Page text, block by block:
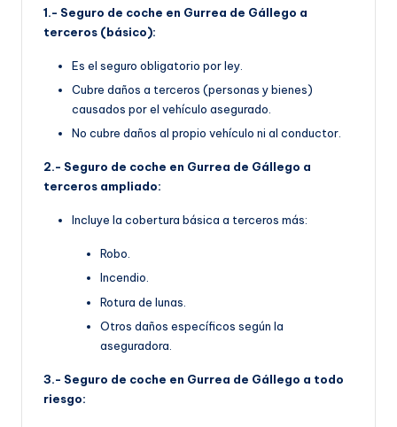
1.- Seguro de coche en Gurrea de Gállego a
terceros (básico):
Es el seguro obligatorio por ley.
Cubre daños a terceros (personas y bienes)
causados por el vehículo asegurado.
No cubre daños al propio vehículo ni al conductor.
2.- Seguro de coche en Gurrea de Gállego a
terceros ampliado:
Incluye la cobertura básica a terceros más:
Robo.
Incendio.
Rotura de lunas.
Otros daños específicos según la
aseguradora.
3.- Seguro de coche en Gurrea de Gállego a todo
riesgo: